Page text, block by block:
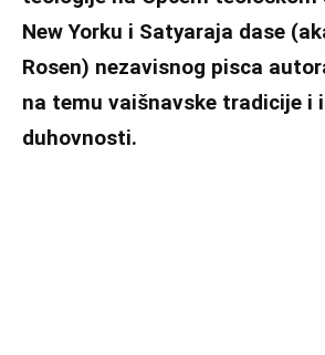
New Yorku i Satyaraja dase
Rosen) nezavisnog pisca
na temu vaišnavske tradicije i
duhovnosti.